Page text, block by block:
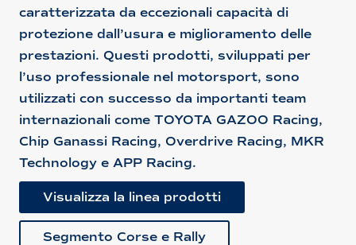
caratterizzata da eccezionali capacità di
protezione dall’usura e miglioramento delle
prestazioni. Questi prodotti, sviluppati per
l’uso professionale nel motorsport, sono
utilizzati con successo da importanti team
internazionali come TOYOTA GAZOO Racing,
Chip Ganassi Racing, Overdrive Racing, MKR
Technology e APP Racing.
Visualizza la linea prodotti
Segmento Corse e Rally